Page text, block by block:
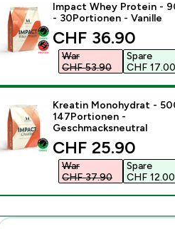
Dieses Produkt ausw�hlen -
Impact Whey Protein -
- 30Portionen - Vanille
discounted price
CHF 36.90‎
War
CHF 53.90‎
Spare
CHF 17.00‎
Dieses Produkt ausw�hlen -
Kreatin Monohydrat -
147Portionen -
Geschmacksneutral
discounted price
CHF 25.90‎
War
CHF 37.90‎
Spare
CHF 12.00‎